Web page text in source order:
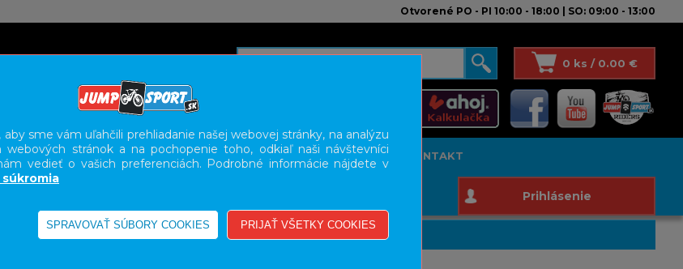
Otvorené PO - PI 10:00 - 18:00 | SO: 09:00 - 13:00
0 ks / 0.00 €
SLUŽBY KARIÉRA BODY GEOMETRY FIT STUDIO KONTAKT
Prihlásenie
sme vám uľahčili prehliadanie našej webovej stránky, na analýzu
webových stránok a na pochopenie toho, odkiaľ naši návštevníci
vedieť o vašich preferenciách. Podrobné informácie nájdete v